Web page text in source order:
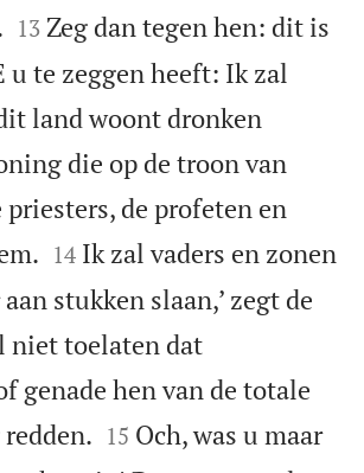


13 Zeg dan tegen hen: dit is
u te zeggen heeft: Ik zal
land woont dronken
die op de troon van
de profeten en


14 Ik zal vaders en zonen
stukken slaan,’ zegt de
niet toelaten dat
genade hen van de totale


15 Och, was u maar